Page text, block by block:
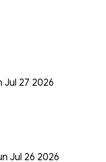
Jul 27 2026
Jul 26 2026